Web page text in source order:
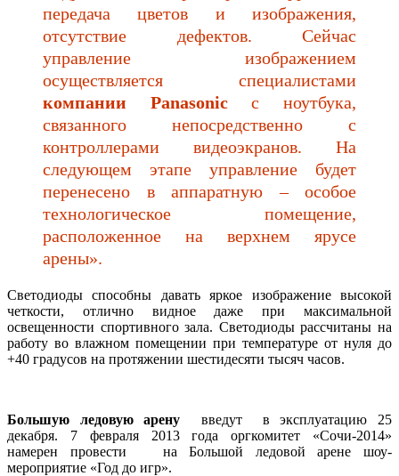
передача цветов и изображения,
отсутствие дефектов. Сейчас
управление изображением
осуществляется специалистами
компании Panasonicс ноутбука,
связанного непосредственно с
контроллерами видеоэкранов. На
следующем этапе управление будет
перенесено в аппаратную – особое
технологическое помещение,
расположенное на верхнем ярусе
арены».
Светодиоды способны давать яркое изображение высокой
четкости, отлично видное даже при максимальной
освещенности спортивного зала. Светодиоды рассчитаны на
работу во влажном помещении при температуре от нуля до
+40 градусов на протяжении шестидесяти тысяч часов.
Большую ледовую арену введут в эксплуатацию 25
декабря. 7 февраля 2013 года оргкомитет «Сочи-2014»
намерен провести на Большой ледовой арене шоу-
мероприятие «Год до игр».